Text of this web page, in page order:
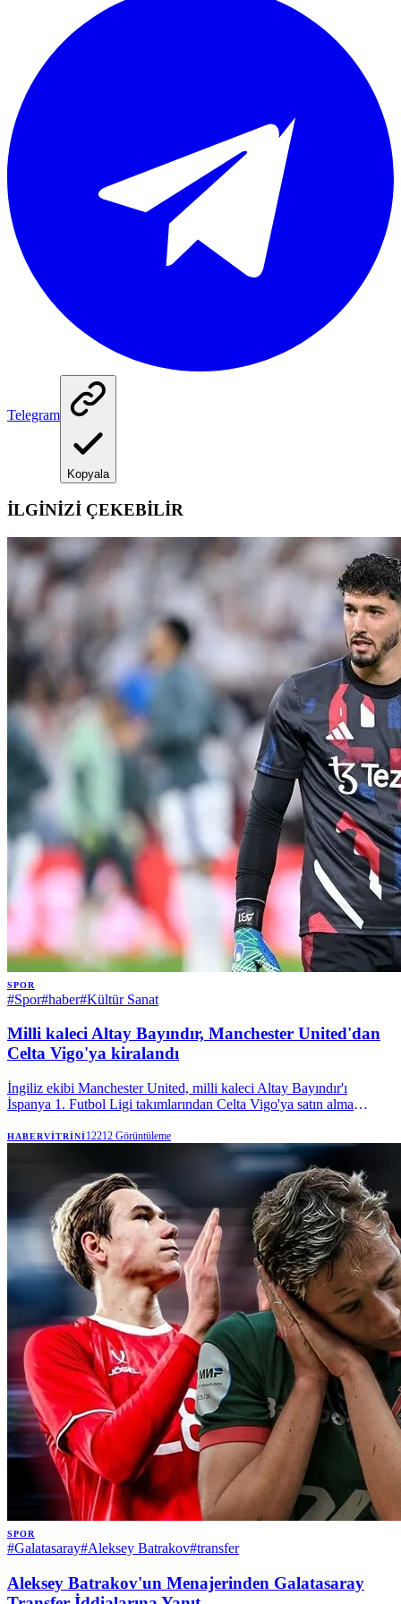
Telegram
Kopyala
İLGİNİZİ ÇEKEBİLİR
SPOR
#Spor#haber#Kültür Sanat
Milli kaleci Altay Bayındır, Manchester United'dan
Celta Vigo'ya kiralandı
İngiliz ekibi Manchester United, milli kaleci Altay Bayındır'ı
İspanya 1. Futbol Ligi takımlarından Celta Vigo'ya satın alma
HABERVITRINI12212 Görüntüleme
SPOR
#Galatasaray#Aleksey Batrakov#transfer
Aleksey Batrakov'un Menajerinden Galatasaray